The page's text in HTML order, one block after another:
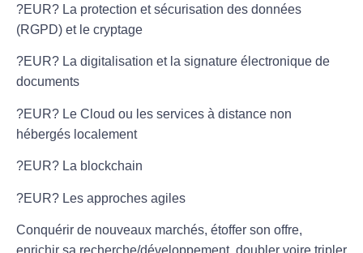
?EUR? La protection et sécurisation des données
(RGPD) et le cryptage
?EUR? La digitalisation et la signature électronique de
documents
?EUR? Le Cloud ou les services à distance non
hébergés localement
?EUR? La blockchain
?EUR? Les approches agiles
Conquérir de nouveaux marchés, étoffer son offre,
enrichir sa recherche/développement, doubler voire tripler